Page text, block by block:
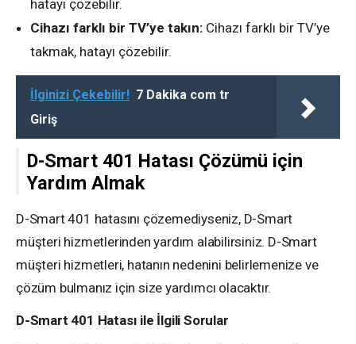
hatayı çözebilir.
Cihazı farklı bir TV’ye takın: Cihazı farklı bir TV’ye
takmak, hatayı çözebilir.
İlginizi Çekebilir! 7 Dakika com tr
Giriş
D-Smart 401 Hatası Çözümü için
Yardım Almak
D-Smart 401 hatasını çözemediyseniz, D-Smart
müşteri hizmetlerinden yardım alabilirsiniz. D-Smart
müşteri hizmetleri, hatanın nedenini belirlemenize ve
çözüm bulmanız için size yardımcı olacaktır.
D-Smart 401 Hatası ile İlgili Sorular